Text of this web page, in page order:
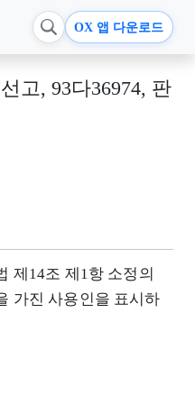
OX 앱 다운로드
고, 93다36974, 판
제14조 제1항 소정의
가진 사용인을 표시하